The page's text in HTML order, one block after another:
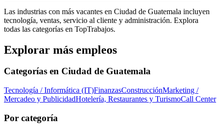
Las industrias con más vacantes en Ciudad de Guatemala incluyen
tecnología, ventas, servicio al cliente y administración. Explora
todas las categorías en TopTrabajos.
Explorar más empleos
Categorías en Ciudad de Guatemala
Tecnología / Informática (IT)FinanzasConstrucciónMarketing /
Mercadeo y PublicidadHotelería, Restaurantes y TurismoCall Center
Por categoría